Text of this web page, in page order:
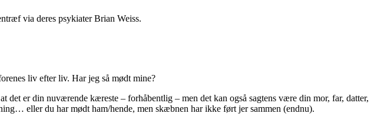
via deres psykiater Brian Weiss.
liv efter liv. Har jeg så mødt mine?
er din nuværende kæreste – forhåbentlig – men det kan også sagtens være din mor, far, datter,
eller du har mødt ham/hende, men skæbnen har ikke ført jer sammen (endnu).